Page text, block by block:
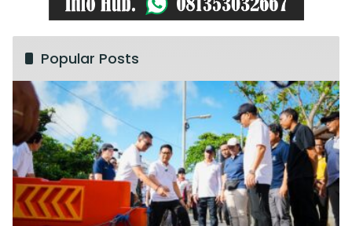
Popular Posts